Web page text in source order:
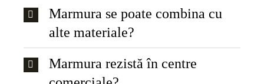
Marmura se poate combina cu
alte materiale?
Marmura rezistă în centre